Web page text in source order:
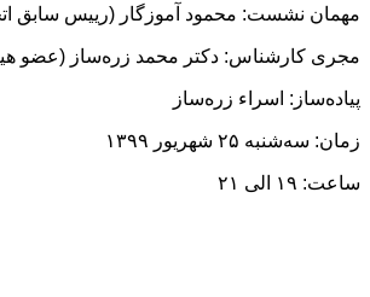
مهمان نشست: محمود آموزگار (رییس سابق
مجری کارشناس: دکتر محمد زره‌ساز (عضو
پیاده‌ساز: اسراء زره‌ساز
زمان: سه‌شنبه ۲۵ شهریور ۱۳۹۹
ساعت: ۱۹ الی ۲۱